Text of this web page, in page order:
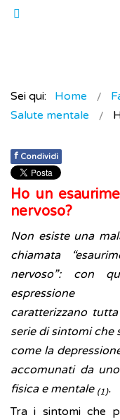
Sei qui: Home
Salute mentale
f Condividi
Ho un
nervoso?
Non esiste una
chiamata
nervoso”: con
caratterizzano
serie di sintomi che
come la
accomunati da
fisica e mentale (1).
Tra i sintomi che